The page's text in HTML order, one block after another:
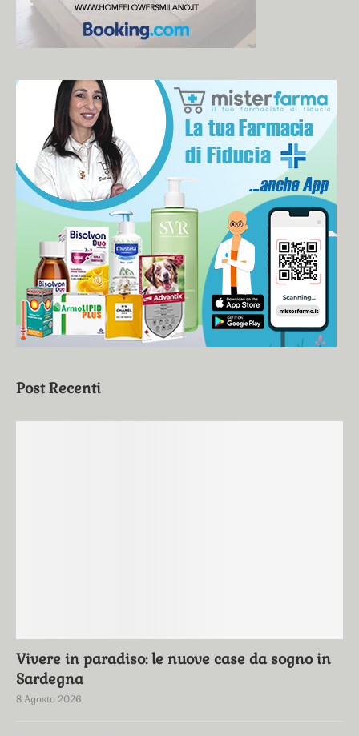
Post Recenti
Vivere in paradiso: le nuove case da sogno in
Sardegna
8 Agosto 2026